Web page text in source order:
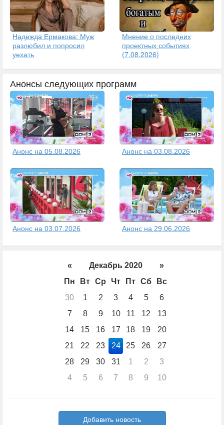
Надежда Ермакова: Муж
разлюбил и попросил
уехать
Мнение о последних
проектных событиях
(7.08.2026)
Анонсы следующих программ
Анонс на 05.08.2026 Анонс на 03.08.2026
Анонс на 03.07.2026 Анонс на 29.06.2026
« Декабрь 2020
»
Пн
Вт Ср Чт Пт Сб
Вс
30
1 2 3 4 5
6
7
8 9 10 11 12
13
14
15 16 17 18 19
20
21
22 23 24 25 26
27
28
29 30 31 1 2
3
4
5 6 7 8 9 10
Добавить новость